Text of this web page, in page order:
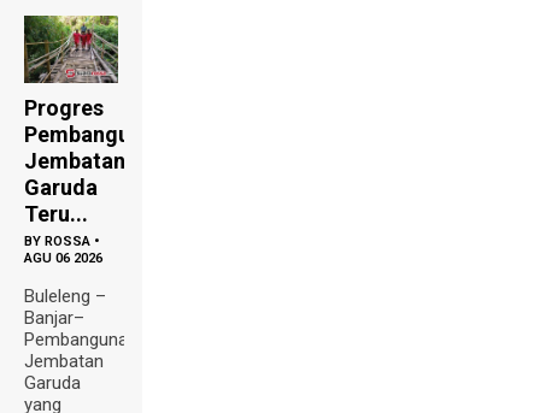
Progres
Pembangunan
Jembatan
Garuda
Teru...
BY ROSSA •
AGU 06 2026
Buleleng –
Banjar–
Pembangunan
Jembatan
Garuda
yang